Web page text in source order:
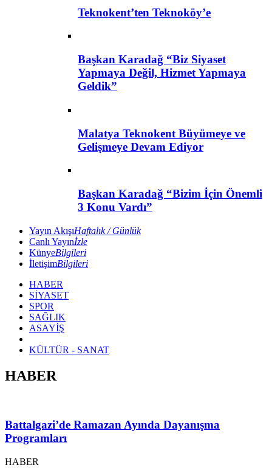
Teknokent’ten Teknoköy’e
Başkan Karadağ “Biz Siyaset
Yapmaya Değil, Hizmet Yapmaya
Geldik”
Malatya Teknokent Büyümeye ve
Gelişmeye Devam Ediyor
Başkan Karadağ “Bizim İçin Önemli
3 Konu Vardı”
Yayın AkışıHaftalık / Günlük
Canlı Yayınİzle
KünyeBilgileri
İletişimBilgileri
HABER
SİYASET
SPOR
SAĞLIK
ASAYİŞ
KÜLTÜR - SANAT
HABER
Battalgazi’de Ramazan Ayında Dayanışma
Programları
HABER